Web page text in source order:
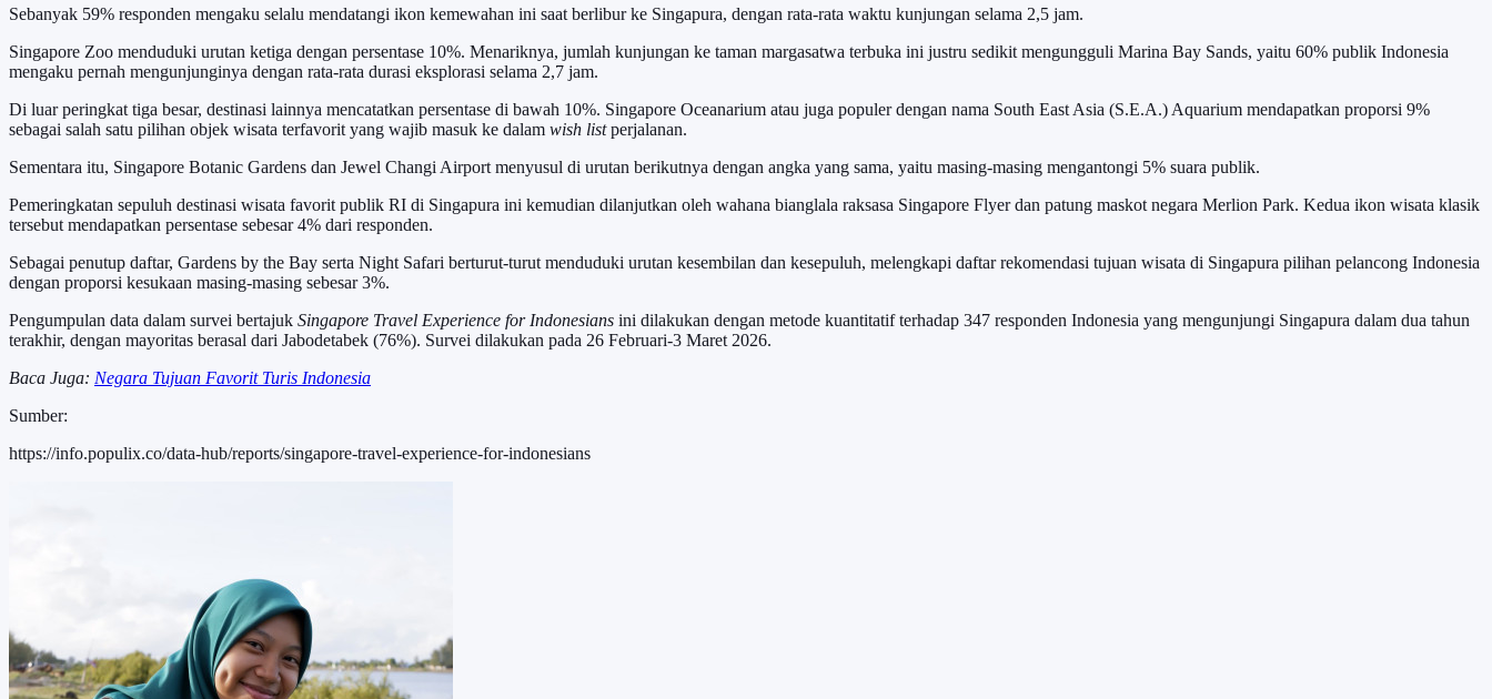
Sebanyak 59% responden mengaku selalu mendatangi ikon kemewahan ini saat berlibur ke Singapura, dengan rata-rata waktu kunjungan selama 2,5 jam.
Singapore Zoo menduduki urutan ketiga dengan persentase 10%. Menariknya, jumlah kunjungan ke taman margasatwa terbuka ini justru sedikit mengungguli Marina Bay Sands, yaitu 60% publik Indonesia
mengaku pernah mengunjunginya dengan rata-rata durasi eksplorasi selama 2,7 jam.
Di luar peringkat tiga besar, destinasi lainnya mencatatkan persentase di bawah 10%. Singapore Oceanarium atau juga populer dengan nama South East Asia (S.E.A.) Aquarium mendapatkan proporsi 9%
sebagai salah satu pilihan objek wisata terfavorit yang wajib masuk ke dalam wish listperjalanan.
Sementara itu, Singapore Botanic Gardens dan Jewel Changi Airport menyusul di urutan berikutnya dengan angka yang sama, yaitu masing-masing mengantongi 5% suara publik.
Pemeringkatan sepuluh destinasi wisata favorit publik RI di Singapura ini kemudian dilanjutkan oleh wahana bianglala raksasa Singapore Flyer dan patung maskot negara Merlion Park. Kedua ikon wisata klasik
tersebut mendapatkan persentase sebesar 4% dari responden.
Sebagai penutup daftar, Gardens by the Bay serta Night Safari berturut-turut menduduki urutan kesembilan dan kesepuluh, melengkapi daftar rekomendasi tujuan wisata di Singapura pilihan pelancong Indonesia
dengan proporsi kesukaan masing-masing sebesar 3%.
Pengumpulan data dalam survei bertajuk Singapore Travel Experience for Indonesians ini dilakukan dengan metode kuantitatif terhadap 347 responden Indonesia yang mengunjungi Singapura dalam dua tahun
terakhir, dengan mayoritas berasal dari Jabodetabek (76%). Survei dilakukan pada 26 Februari-3 Maret 2026.
Baca Juga: Negara Tujuan Favorit Turis Indonesia
Sumber:
https://info.populix.co/data-hub/reports/singapore-travel-experience-for-indonesians